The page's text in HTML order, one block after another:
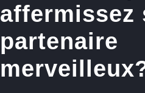
affermissez
partenaire